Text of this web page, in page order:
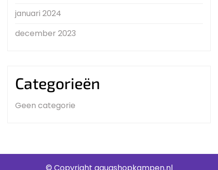
januari 2024
december 2023
Categorieën
Geen categorie